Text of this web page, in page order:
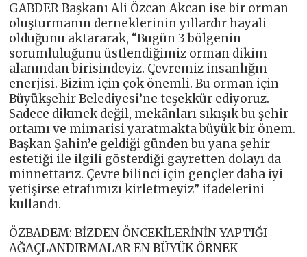
GABDER Başkanı Ali Özcan Akcan ise bir orman
oluşturmanın derneklerinin yıllardır hayali
olduğunu aktararak, “Bugün 3 bölgenin
sorumluluğunu üstlendiğimiz orman dikim
alanından birisindeyiz. Çevremiz insanlığın
enerjisi. Bizim için çok önemli. Bu orman için
Büyükşehir Belediyesi’ne teşekkür ediyoruz.
Sadece dikmek değil, mekânları sıkışık bu şehir
ortamı ve mimarisi yaratmakta büyük bir önem.
Başkan Şahin’e geldiği günden bu yana şehir
estetiği ile ilgili gösterdiği gayretten dolayı da
minnettarız. Çevre bilinci için gençler daha iyi
yetişirse etrafımızı kirletmeyiz” ifadelerini
kullandı.
ÖZBADEM: BİZDEN ÖNCEKİLERİNİN YAPTIĞI
AĞAÇLANDIRMALAR EN BÜYÜK ÖRNEK